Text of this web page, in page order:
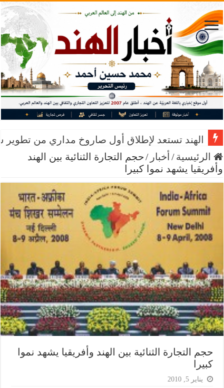
الهند تستعد لإطلاق أول صاروخ مداري من
افتتاحية أخبار الهند… الهندشريك يتقدم بخطى
الرئيسية/ أخبار /حجم التجارة الثنائية بين الهند
وأفريقيا يشهد نموا كبيرا
حجم التجارة الثنائية بين الهند وأفريقيا يشهد نموا
كبيرا
يناير 5, 2010